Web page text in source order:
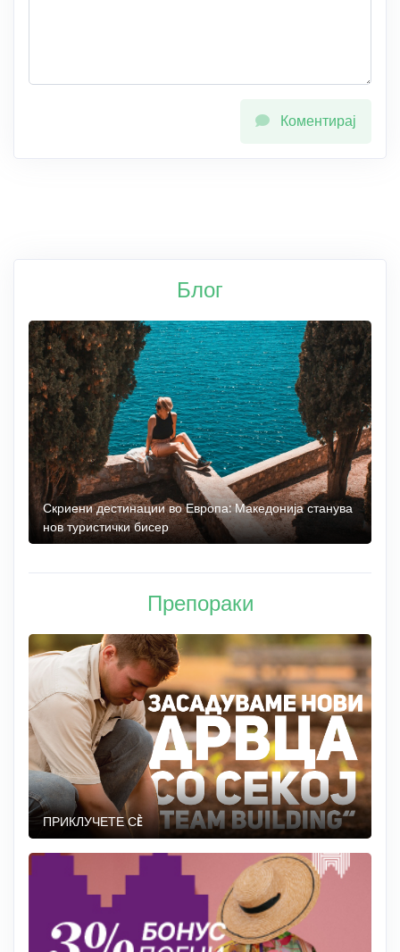
Коментирај
Блог
Скриени дестинации во Европа: Македонија станува
нов туристички бисер
Препораки
ПРИКЛУЧЕТЕ СÈ